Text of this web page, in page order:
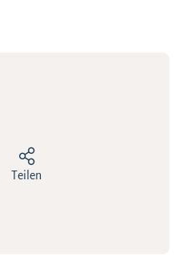
Teilen